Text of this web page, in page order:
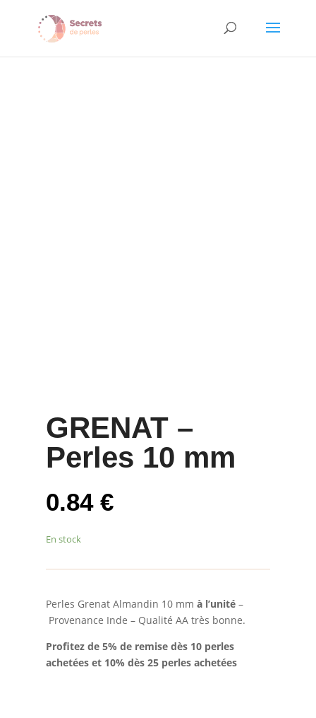
GRENAT –
Perles 10 mm
0.84 €
En stock
Perles Grenat Almandin 10 mm à l’unité–
Provenance Inde – Qualité AA très bonne.
Profitez de 5% de remise dès 10 perles
achetées et 10% dès 25 perles achetées